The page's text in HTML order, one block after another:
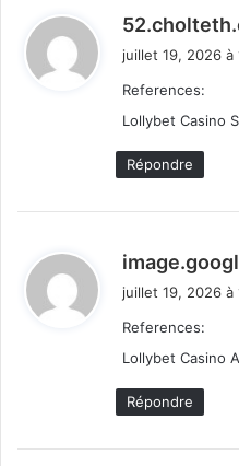
juillet 19, 2026 à
References:
Lollybet Casino
Répondre
juillet 19, 2026 à
References:
Lollybet Casino
Répondre